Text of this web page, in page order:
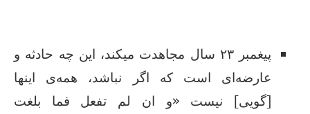
پیغمبر ۲۳ سال مجاهدت میکند، این چه حادثه و
عارضه‌ای است که اگر نباشد، همه‌ی اینها
[گویی‌] نیست «و ان لم تفعل فما بلغت